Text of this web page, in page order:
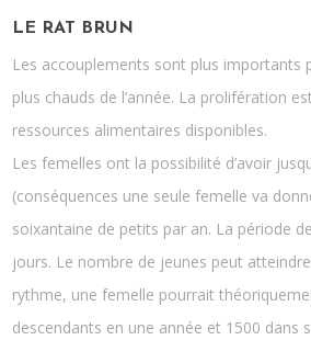
LE RAT BRUN
Les accouplements sont plus importants
plus chauds de l’année. La prolifération
ressources alimentaires disponibles.
Les femelles ont la possibilité d’avoir
(conséquences une seule femelle va
soixantaine de petits par an. La période
jours. Le nombre de jeunes peut
rythme, une femelle pourrait
descendants en une année et 1500 dans